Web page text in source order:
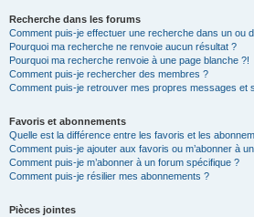
Recherche dans les forums
Comment puis-je effectuer une recherche dans un ou
Pourquoi ma recherche ne renvoie aucun résultat ?
Pourquoi ma recherche renvoie à une page blanche ?!
Comment puis-je rechercher des membres ?
Comment puis-je retrouver mes propres messages et
Favoris et abonnements
Quelle est la différence entre les favoris et les
Comment puis-je ajouter aux favoris ou m’abonner à
Comment puis-je m’abonner à un forum spécifique ?
Comment puis-je résilier mes abonnements ?
Pièces jointes